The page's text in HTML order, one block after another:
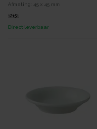
Afmeting: 45 x 45 mm
12151
Direct leverbaar